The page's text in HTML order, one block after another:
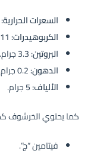
السعرات الحرارية:
الكربوهيدرات:
البروتين:
الدهون:
الألياف:
كما يحتوي الخرشوف
فيتامين “ج”.